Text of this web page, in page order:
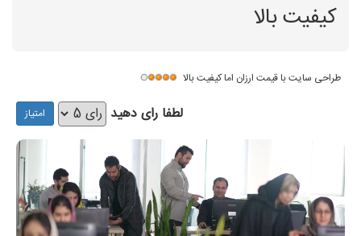
کیفیت بالا
طراحی سایت با قیمت ارزان اما کیفیت بالا
لطفا رای دهید